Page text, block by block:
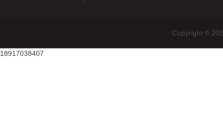
Copyright ©
18917038407